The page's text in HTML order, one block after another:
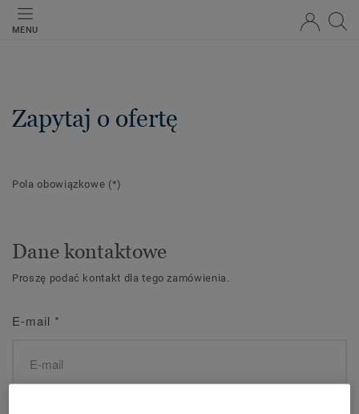
MENU
Zapytaj o ofertę
Pola obowiązkowe (*)
Dane kontaktowe
Proszę podać kontakt dla tego zamówienia.
E-mail *